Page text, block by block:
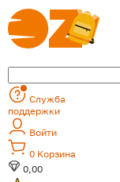
Служба
поддержки
Войти
0 Корзина
0,00